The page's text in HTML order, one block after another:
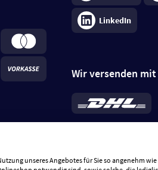
LinkedIn
Wir versenden mit
*Standard 6,95 €; bei
je Bestellung,
unseres Angebotes für Sie so angenehm